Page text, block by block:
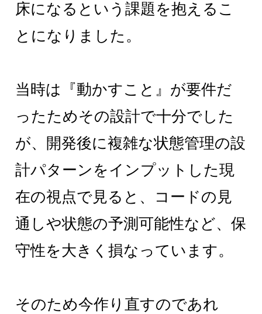
床になるという課題を抱えるこ
とになりました。
当時は『動かすこと』が要件だ
ったためその設計で十分でした
が、開発後に複雑な状態管理の設
計パターンをインプットした現
在の視点で見ると、コードの見
通しや状態の予測可能性など、保
守性を大きく損なっています。
そのため今作り直すのであれ